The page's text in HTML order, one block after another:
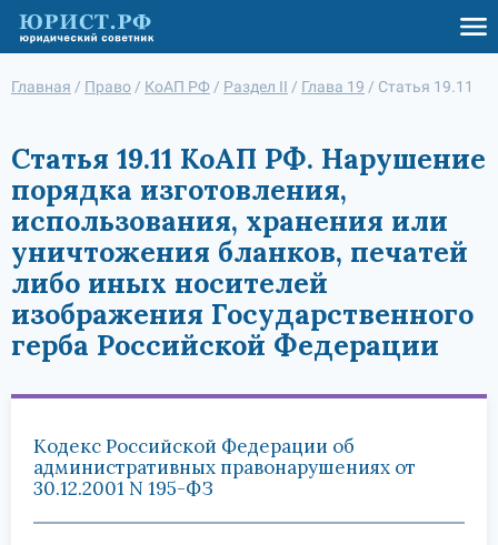
Главная / Право / КоАП РФ / Раздел II / Глава 19 / Статья 19.11
Статья 19.11 КоАП РФ. Нарушение
порядка изготовления,
использования, хранения или
уничтожения бланков, печатей
либо иных носителей
изображения Государственного
герба Российской Федерации
Кодекс Российской Федерации об
административных правонарушениях от
30.12.2001 N 195-ФЗ